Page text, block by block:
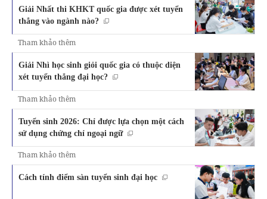
Giải Nhất thi KHKT quốc gia được xét tuyển
thẳng vào ngành nào?
Tham khảo thêm
Giải Nhì học sinh giỏi quốc gia có thuộc diện
xét tuyển thẳng đại học?
Tham khảo thêm
Tuyển sinh 2026: Chỉ được lựa chọn một cách
sử dụng chứng chỉ ngoại ngữ
Tham khảo thêm
Cách tính điểm sàn tuyển sinh đại học